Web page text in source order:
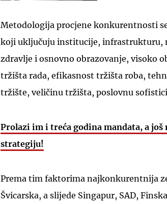
Metodologija procjene konkurentnosti
koji uključuju institucije, infrastrukturu,
zdravlje i osnovno obrazovanje, visoko
tržišta rada, efikasnost tržišta roba,
tržište, veličinu tržišta, poslovnu
Prolazi im i treća godina mandata, a
strategiju!
Prema tim faktorima najkonkurentnija
Švicarska, a slijede Singapur, SAD,